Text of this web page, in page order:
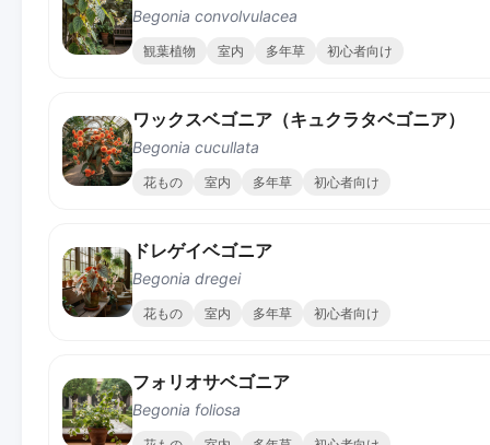
Begonia convolvulacea
観葉植物 室内 多年草 初心者向け
ワックスベゴニア（キュクラタベゴニア）
Begonia cucullata
花もの 室内 多年草 初心者向け
ドレゲイベゴニア
Begonia dregei
花もの 室内 多年草 初心者向け
フォリオサベゴニア
Begonia foliosa